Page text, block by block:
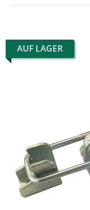
AUF LAGER